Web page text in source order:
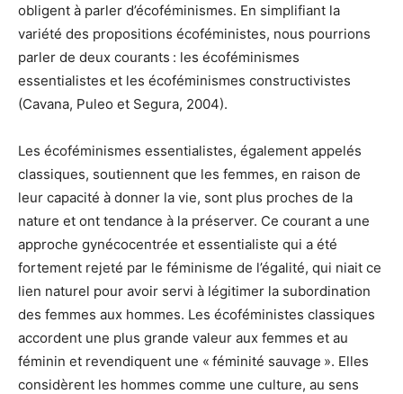
obligent à parler d’écoféminismes. En simplifiant la
variété des propositions écoféministes, nous pourrions
parler de deux courants : les écoféminismes
essentialistes et les écoféminismes constructivistes
(Cavana, Puleo et Segura, 2004).
Les écoféminismes essentialistes, également appelés
classiques, soutiennent que les femmes, en raison de
leur capacité à donner la vie, sont plus proches de la
nature et ont tendance à la préserver. Ce courant a une
approche gynécocentrée et essentialiste qui a été
fortement rejeté par le féminisme de l’égalité, qui niait ce
lien naturel pour avoir servi à légitimer la subordination
des femmes aux hommes. Les écoféministes classiques
accordent une plus grande valeur aux femmes et au
féminin et revendiquent une « féminité sauvage ». Elles
considèrent les hommes comme une culture, au sens